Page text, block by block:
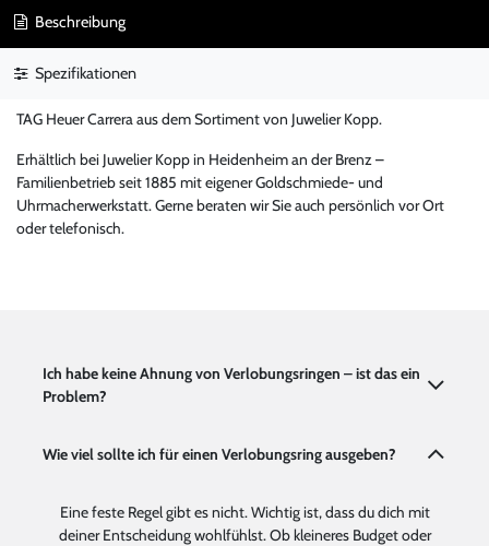
Beschreibung
Spezifikationen
TAG Heuer Carrera aus dem Sortiment von Juwelier Kopp.
Erhältlich bei Juwelier Kopp in Heidenheim an der Brenz –
Familienbetrieb seit 1885 mit eigener Goldschmiede- und
Uhrmacherwerkstatt. Gerne beraten wir Sie auch persönlich vor Ort
oder telefonisch.
Ich habe keine Ahnung von Verlobungsringen – ist das ein
Problem?
Wie viel sollte ich für einen Verlobungsring ausgeben?
Eine feste Regel gibt es nicht. Wichtig ist, dass du dich mit
deiner Entscheidung wohlfühlst. Ob kleineres Budget oder